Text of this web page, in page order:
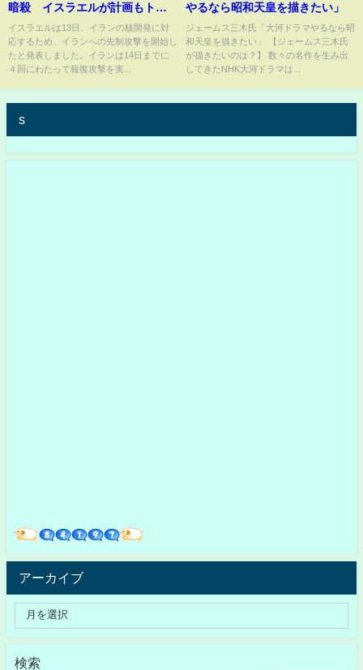
暗殺 イスラエルが計画もトラ
ンプ氏が却下 イラン・イスラ
エル軍事衝突続き紛争拡大へ懸
念高まる──国際 ニュースライブ
イスラエルは13日、イランの核開発に対
応するため、イランへの先制攻撃を開始し
たと発表しました。イランは14日までに
４回にわたって報復攻撃を実...
やるなら昭和天皇を描きたい」
ジェームス三木氏「大河ドラマやるなら昭
和天皇を描きたい」 【ジェームス三木氏
が描きたいのは？】 数々の名作を生み出
してきたNHK大河ドラマは...
s
アーカイブ
検索